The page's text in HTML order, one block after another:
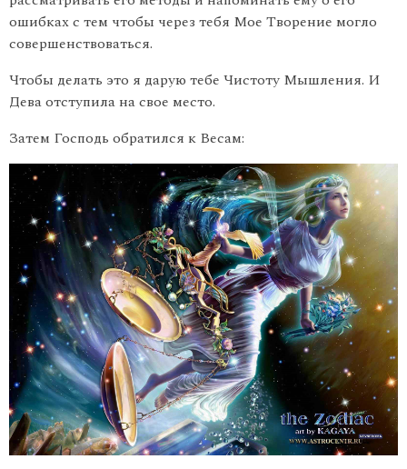
ошибках с тем чтобы через тебя Мое Творение могло
совершенствоваться.
Чтобы делать это я дарую тебе Чистоту Мышления. И
Дева отступила на свое место.
Затем Господь обратился к Весам: